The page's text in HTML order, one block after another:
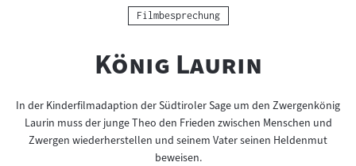
Kategorie:
Filmbesprechung
"
König Laurin
In der Kinderfilmadaption der Südtiroler Sage um den Zwergenkönig
Laurin muss der junge Theo den Frieden zwischen Menschen und
Zwergen wiederherstellen und seinem Vater seinen Heldenmut
beweisen.